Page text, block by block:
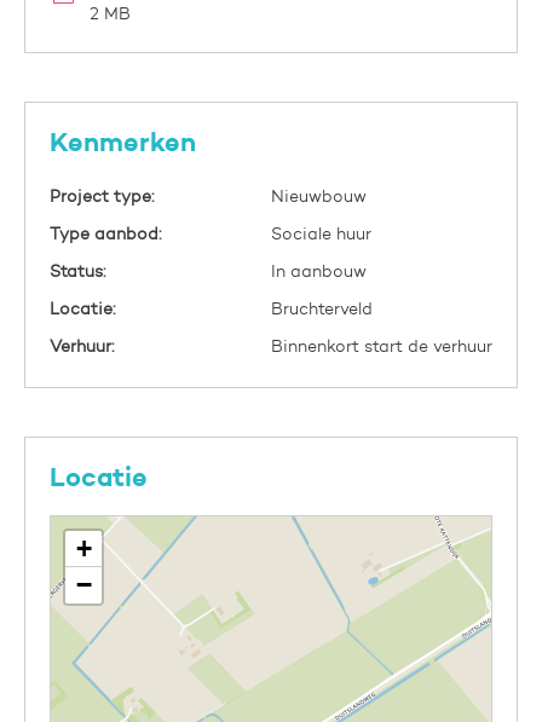
2 MB
Kenmerken
Project type: Nieuwbouw
Type aanbod: Sociale huur
Status: In aanbouw
Locatie: Bruchterveld
Verhuur: Binnenkort start de verhuur
Locatie
+
−